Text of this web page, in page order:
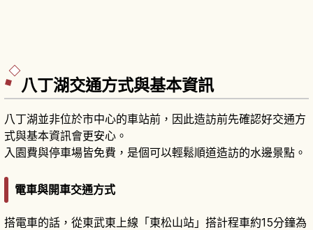
八丁湖交通方式與基本資訊
八丁湖並非位於市中心的車站前，因此造訪前先確認好交通方
式與基本資訊會更安心。
入園費與停車場皆免費，是個可以輕鬆順道造訪的水邊景點。
電車與開車交通方式
搭電車的話，從東武東上線「東松山站」搭計程車約15分鐘為